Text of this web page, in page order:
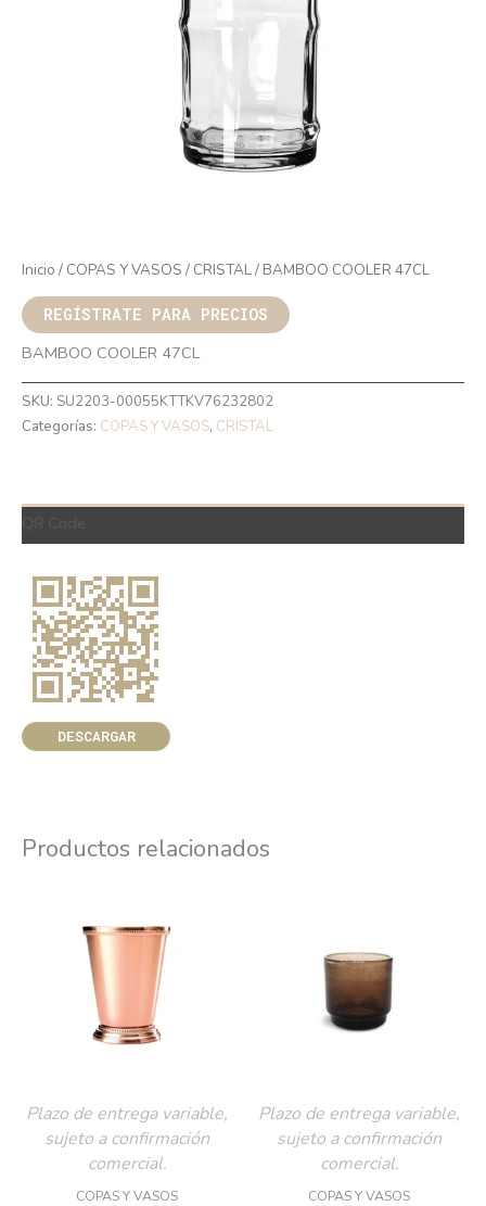
Inicio / COPAS Y VASOS / CRISTAL/ BAMBOO COOLER 47CL
REGÍSTRATE PARA PRECIOS
BAMBOO COOLER 47CL
SKU: SU2203-00055KTTKV76232802
Categorías: COPAS Y VASOS, CRISTAL
DESCARGAR
Productos relacionados
Plazo de entrega variable,
sujeto a confirmación
comercial.
COPAS Y VASOS
Plazo de entrega variable,
sujeto a confirmación
comercial.
COPAS Y VASOS